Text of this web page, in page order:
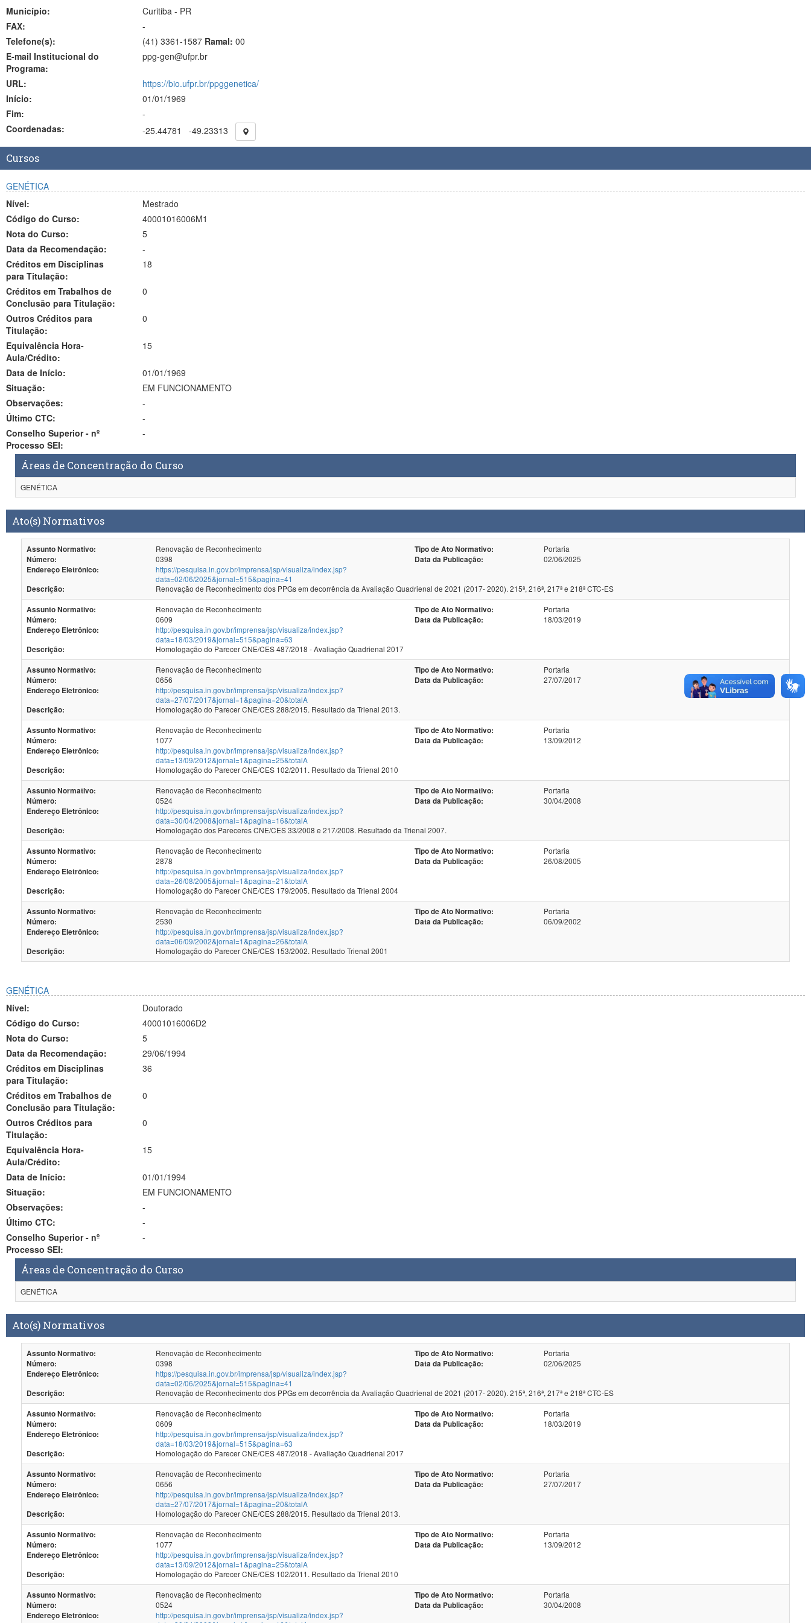
Município:
Curitiba - PR
FAX:
-
Telefone(s):
(41) 3361-1587 Ramal: 00
E-mail Institucional do
Programa:
ppg-gen@ufpr.br
URL:
https://bio.ufpr.br/ppggenetica/
Início:
01/01/1969
Fim:
-
Coordenadas:
-25.44781 -49.23313
Cursos
GENÉTICA
Nível:
Mestrado
Código do Curso:
40001016006M1
Nota do Curso:
5
Data da Recomendação:
-
Créditos em Disciplinas
para Titulação:
18
Créditos em Trabalhos de
Conclusão para Titulação:
0
Outros Créditos para
Titulação:
0
Equivalência Hora-
Aula/Crédito:
15
Data de Início:
01/01/1969
Situação:
EM FUNCIONAMENTO
Observações:
-
Último CTC:
-
Conselho Superior - nº
Processo SEI:
-
Áreas de Concentração do Curso
GENÉTICA
Ato(s) Normativos
Assunto Normativo: Renovação de Reconhecimento Tipo de Ato Normativo:
Portaria
Número:
0398 Data da Publicação:
02/06/2025
Endereço Eletrônico:
https://pesquisa.in.gov.br/imprensa/jsp/visualiza/index.jsp?
data=02/06/2025&jornal=515&pagina=41
Descrição:
Renovação de Reconhecimento dos PPGs em decorrência da Avaliação Quadrienal de 2021 (2017- 2020). 215ª, 216ª, 217ª e 218ª CTC-ES
Assunto Normativo: Renovação de Reconhecimento Tipo de Ato Normativo:
Portaria
Número:
0609 Data da Publicação:
18/03/2019
Endereço Eletrônico:
http://pesquisa.in.gov.br/imprensa/jsp/visualiza/index.jsp?
data=18/03/2019&jornal=515&pagina=63
Descrição:
Homologação do Parecer CNE/CES 487/2018 - Avaliação Quadrienal 2017
Assunto Normativo: Renovação de Reconhecimento Tipo de Ato Normativo:
Portaria
Número:
0656 Data da Publicação:
27/07/2017
Endereço Eletrônico:
http://pesquisa.in.gov.br/imprensa/jsp/visualiza/index.jsp?
data=27/07/2017&jornal=1&pagina=20&totalA
Descrição:
Homologação do Parecer CNE/CES 288/2015. Resultado da Trienal 2013.
Assunto Normativo: Renovação de Reconhecimento Tipo de Ato Normativo:
Portaria
Número:
1077 Data da Publicação:
13/09/2012
Endereço Eletrônico:
http://pesquisa.in.gov.br/imprensa/jsp/visualiza/index.jsp?
data=13/09/2012&jornal=1&pagina=25&totalA
Descrição:
Homologação do Parecer CNE/CES 102/2011. Resultado da Trienal 2010
Assunto Normativo: Renovação de Reconhecimento Tipo de Ato Normativo:
Portaria
Número:
0524 Data da Publicação:
30/04/2008
Endereço Eletrônico:
http://pesquisa.in.gov.br/imprensa/jsp/visualiza/index.jsp?
data=30/04/2008&jornal=1&pagina=16&totalA
Descrição:
Homologação dos Pareceres CNE/CES 33/2008 e 217/2008. Resultado da Trienal 2007.
Assunto Normativo: Renovação de Reconhecimento Tipo de Ato Normativo:
Portaria
Número:
2878 Data da Publicação:
26/08/2005
Endereço Eletrônico:
http://pesquisa.in.gov.br/imprensa/jsp/visualiza/index.jsp?
data=26/08/2005&jornal=1&pagina=21&totalA
Descrição:
Homologação do Parecer CNE/CES 179/2005. Resultado da Trienal 2004
Assunto Normativo: Renovação de Reconhecimento Tipo de Ato Normativo:
Portaria
Número:
2530 Data da Publicação:
06/09/2002
Endereço Eletrônico:
http://pesquisa.in.gov.br/imprensa/jsp/visualiza/index.jsp?
data=06/09/2002&jornal=1&pagina=26&totalA
Descrição:
Homologação do Parecer CNE/CES 153/2002. Resultado Trienal 2001
GENÉTICA
Nível:
Doutorado
Código do Curso:
40001016006D2
Nota do Curso:
5
Data da Recomendação:
29/06/1994
Créditos em Disciplinas
para Titulação:
36
Créditos em Trabalhos de
Conclusão para Titulação:
0
Outros Créditos para
Titulação:
0
Equivalência Hora-
Aula/Crédito:
15
Data de Início:
01/01/1994
Situação:
EM FUNCIONAMENTO
Observações:
-
Último CTC:
-
Conselho Superior - nº
Processo SEI:
-
Áreas de Concentração do Curso
GENÉTICA
Ato(s) Normativos
Assunto Normativo: Renovação de Reconhecimento Tipo de Ato Normativo:
Portaria
Número:
0398 Data da Publicação:
02/06/2025
Endereço Eletrônico:
https://pesquisa.in.gov.br/imprensa/jsp/visualiza/index.jsp?
data=02/06/2025&jornal=515&pagina=41
Descrição:
Renovação de Reconhecimento dos PPGs em decorrência da Avaliação Quadrienal de 2021 (2017- 2020). 215ª, 216ª, 217ª e 218ª CTC-ES
Assunto Normativo: Renovação de Reconhecimento Tipo de Ato Normativo:
Portaria
Número:
0609 Data da Publicação:
18/03/2019
Endereço Eletrônico:
http://pesquisa.in.gov.br/imprensa/jsp/visualiza/index.jsp?
data=18/03/2019&jornal=515&pagina=63
Descrição:
Homologação do Parecer CNE/CES 487/2018 - Avaliação Quadrienal 2017
Assunto Normativo: Renovação de Reconhecimento Tipo de Ato Normativo:
Portaria
Número:
0656 Data da Publicação:
27/07/2017
Endereço Eletrônico:
http://pesquisa.in.gov.br/imprensa/jsp/visualiza/index.jsp?
data=27/07/2017&jornal=1&pagina=20&totalA
Descrição:
Homologação do Parecer CNE/CES 288/2015. Resultado da Trienal 2013.
Assunto Normativo: Renovação de Reconhecimento Tipo de Ato Normativo:
Portaria
Número:
1077 Data da Publicação:
13/09/2012
Endereço Eletrônico:
http://pesquisa.in.gov.br/imprensa/jsp/visualiza/index.jsp?
data=13/09/2012&jornal=1&pagina=25&totalA
Descrição:
Homologação do Parecer CNE/CES 102/2011. Resultado da Trienal 2010
Assunto Normativo: Renovação de Reconhecimento Tipo de Ato Normativo:
Portaria
Número:
0524 Data da Publicação:
30/04/2008
Endereço Eletrônico:
http://pesquisa.in.gov.br/imprensa/jsp/visualiza/index.jsp?